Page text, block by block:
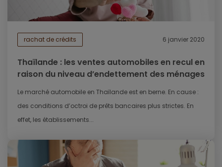
rachat de crédits 6 janvier 2020
Thaïlande : les ventes automobiles en recul en
raison du niveau d’endettement des ménages
Le marché automobile en Thaïlande est en berne. En cause :
des conditions d’octroi de prêts bancaires plus strictes. En
effet, les établissements...